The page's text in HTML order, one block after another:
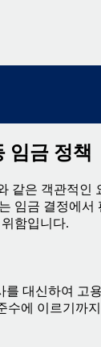
임금 정책
같은 객관적
임금 결정에
함입니다.
를 대신하여 고
수에 이르기까